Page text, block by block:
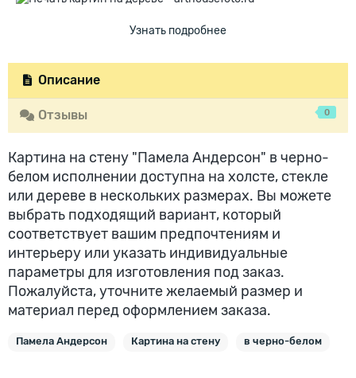
Узнать подробнее
Описание
Отзывы 0
Картина на стену "Памела Андерсон" в черно-
белом исполнении доступна на холсте, стекле
или дереве в нескольких размерах. Вы можете
выбрать подходящий вариант, который
соответствует вашим предпочтениям и
интерьеру или указать индивидуальные
параметры для изготовления под заказ.
Пожалуйста, уточните желаемый размер и
материал перед оформлением заказа.
Памела Андерсон Картина на стену в черно-белом